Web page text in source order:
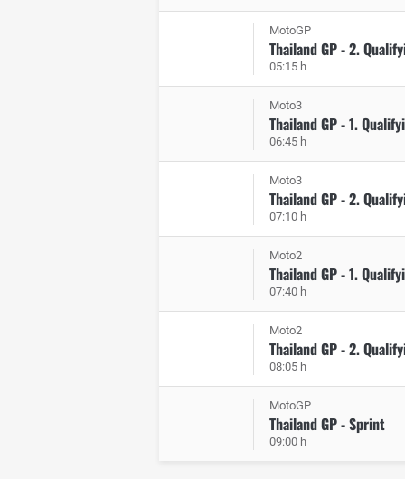
MotoGP
Thailand GP - 2.
05:15 h
Moto3
Thailand GP - 1.
06:45 h
Moto3
Thailand GP - 2.
07:10 h
Moto2
Thailand GP - 1.
07:40 h
Moto2
Thailand GP - 2.
08:05 h
MotoGP
Thailand GP - Sprint
09:00 h